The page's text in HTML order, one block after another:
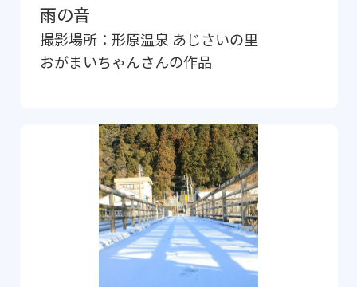
雨の音
撮影場所： 形原温泉 あじさいの里
おがまいちゃんさんの作品